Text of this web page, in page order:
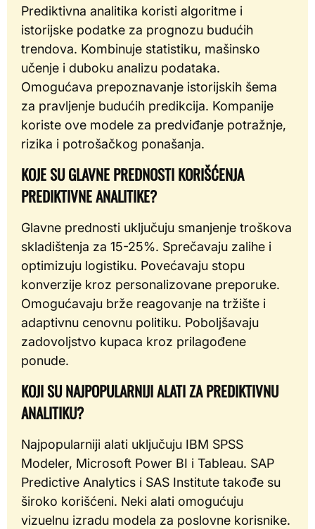
Prediktivna analitika koristi algoritme i
istorijske podatke za prognozu budućih
trendova. Kombinuje statistiku, mašinsko
učenje i duboku analizu podataka.
Omogućava prepoznavanje istorijskih šema
za pravljenje budućih predikcija. Kompanije
koriste ove modele za predviđanje potražnje,
rizika i potrošačkog ponašanja.
KOJE SU GLAVNE PREDNOSTI KORIŠĆENJA
PREDIKTIVNE ANALITIKE?
Glavne prednosti uključuju smanjenje troškova
skladištenja za 15-25%. Sprečavaju zalihe i
optimizuju logistiku. Povećavaju stopu
konverzije kroz personalizovane preporuke.
Omogućavaju brže reagovanje na tržište i
adaptivnu cenovnu politiku. Poboljšavaju
zadovoljstvo kupaca kroz prilagođene
ponude.
KOJI SU NAJPOPULARNIJI ALATI ZA PREDIKTIVNU
ANALITIKU?
Najpopularniji alati uključuju IBM SPSS
Modeler, Microsoft Power BI i Tableau. SAP
Predictive Analytics i SAS Institute takođe su
široko korišćeni. Neki alati omogućuju
vizuelnu izradu modela za poslovne korisnike.